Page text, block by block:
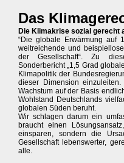
Das
Die Klimakrise sozial gerecht
“Die globale Erwärmung auf
weitreichende und
der Gesellschaft“. Zu
Sonderbericht „1,5 Grad
Klimapolitik der
dieser Dimension
Wachstum auf der Basis
Wohlstand Deutschlands
globalen Süden beruht.
Wir schlagen darum ein
braucht einen
einsparen, sondern die
Gesellschaft lebenswerter,
alle.